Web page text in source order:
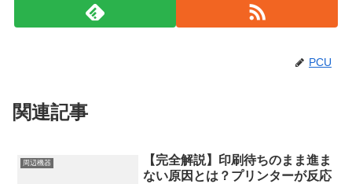
PCU
関連記事
周辺機器
【完全解説】印刷待ちのまま進ま
ない原因とは？プリンターが反応